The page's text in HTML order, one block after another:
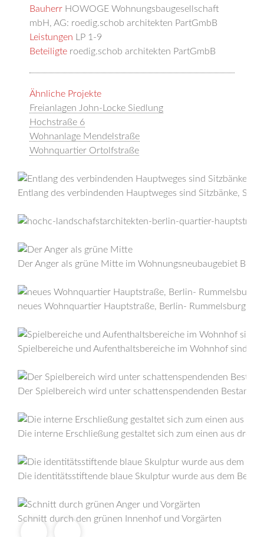
Bauherr HOWOGE Wohnungsbaugesellschaft
mbH, AG: roedig.schob architekten PartGmbB
Leistungen
LP 1-9
Beteiligte roedig.schob architekten PartGmbB
Ähnliche Projekte
Freianlagen John-Locke Siedlung
Hochstraße 6
Wohnanlage Mendelstraße
Wohnquartier Ortolfstraße
Entlang des verbindenden Hauptweges sind Sitzbänke,
Der Anger als grüne Mitte im Wohnungsneubaugebiet
neues Wohnquartier Hauptstraße, Berlin- Rummelsburg
Spielbereiche und Aufenthaltsbereiche im Wohnhof sind
Der Spielbereich wird unter schattenspendenden
Die interne Erschließung gestaltet sich zum einen aus drei
Die identitätsstiftende blaue Skulptur wurde aus dem
Schnitt durch den grünen Innenhof und Vorgärten